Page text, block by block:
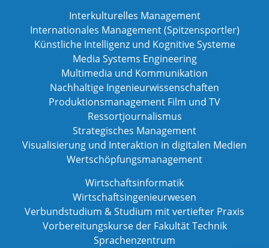
Interkulturelles Management
Internationales Management (Spitzensportler)
Künstliche Intelligenz und Kognitive Systeme
Media Systems Engineering
Multimedia und Kommunikation
Nachhaltige Ingenieurwissenschaften
Produktionsmanagement Film und TV
Ressortjournalismus
Strategisches Management
Visualisierung und Interaktion in digitalen Medien
Wertschöpfungsmanagement
Wirtschaftsinformatik
Wirtschaftsingenieurwesen
Verbundstudium & Studium mit vertiefter Praxis
Vorbereitungskurse der Fakultät Technik
Sprachenzentrum